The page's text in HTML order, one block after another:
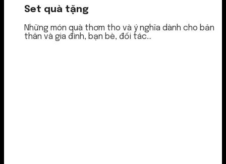
Set quà tặng
Những món quà thơm tho và ý nghĩa dành cho bản
thân và gia đình, bạn bè, đối tác...